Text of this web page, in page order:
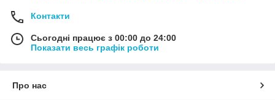
Контакти
Сьогодні працює з 00:00 до 24:00
Показати весь графік роботи
Про нас